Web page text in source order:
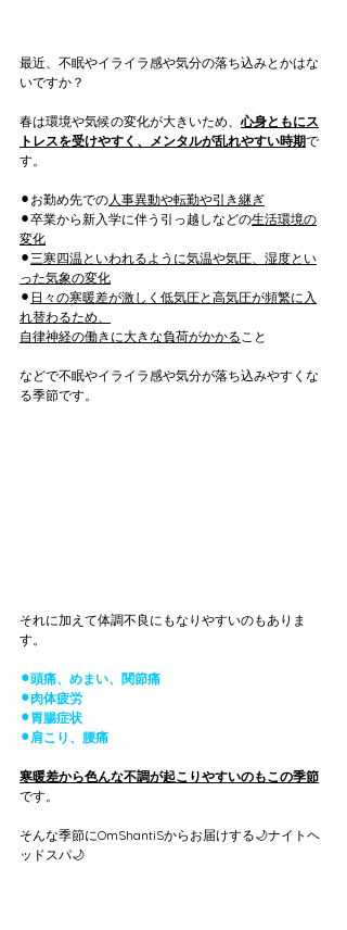
最近、不眠やイライラ感や気分の落ち込みとかはな
いですか？
春は環境や気候の変化が大きいため、心身ともにス
トレスを受けやすく、メンタルが乱れやすい時期で
す。
⚫︎お勤め先での人事異動や転勤や引き継ぎ
⚫︎卒業から新入学に伴う引っ越しなどの生活環境の
変化
⚫︎三寒四温といわれるように気温や気圧、湿度とい
った気象の変化﻿
⚫︎ 日々の寒暖差が激しく低気圧と高気圧が頻繁に入
れ替わるため、
自律神経の働きに大きな負荷がかかること
などで不眠やイライラ感や気分が落ち込みやすくな
る季節です。
それに加えて体調不良にもなりやすいのもありま
す。
⚫︎頭痛、めまい、関節痛
⚫︎肉体疲労
⚫︎胃腸症状
⚫︎肩こり、腰痛
寒暖差から色んな不調が起こりやすいのもこの季節
です。
そんな季節にOmShantiSからお届けする🌙ナイトヘ
ッドスパ🌙